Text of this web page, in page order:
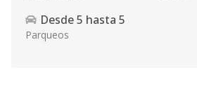
Desde5 hasta 5
Parqueos